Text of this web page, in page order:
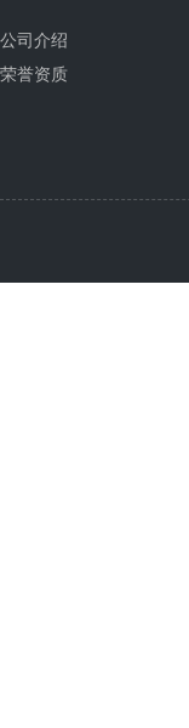
公司介绍
荣誉资质